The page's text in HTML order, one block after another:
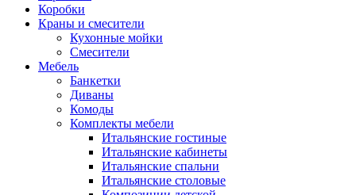
Коробки
Краны и смесители
Кухонные мойки
Смесители
Мебель
Банкетки
Диваны
Комоды
Комплекты мебели
Итальянские гостиные
Итальянские кабинеты
Итальянские спальни
Итальянские столовые